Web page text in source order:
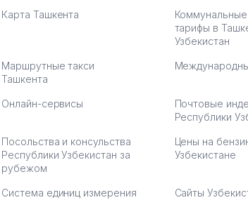
Карта Ташкента
тарифы в
Узбекистан
Маршрутные такси
Ташкента
Онлайн-сервисы
Почтовые
Республики
Посольства и консульства
Республики Узбекистан за
рубежом
Цены на
Узбекистане
Система единиц измерения Сайты